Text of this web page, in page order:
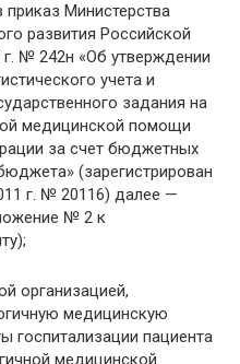
приказ Министерства
развития Российской
№ 242н «Об утверждении
учета и
задания на
медицинской помощи
за счет бюджетных
(зарегистрирован
г. № 20116) далее —
№ 2 к
организацией,
медицинскую
госпитализации пациента
медицинской